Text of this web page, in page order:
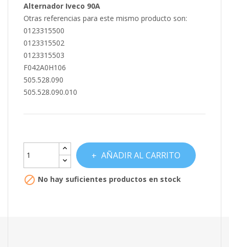
Alternador Iveco 90A
Otras referencias para este mismo producto son:
0123315500
0123315502
0123315503
F042A0H106
505.528.090
505.528.090.010
AÑADIR AL CARRITO
 No hay suficientes productos en stock